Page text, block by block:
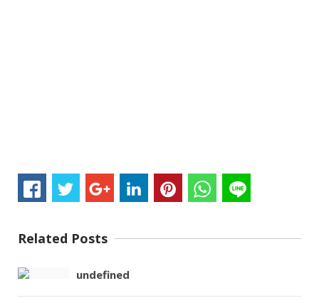
Related Posts
undefined